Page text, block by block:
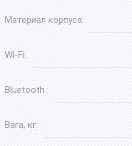
Материал корпуса:
Wi-Fi:
Bluetooth :
Вага, кг: